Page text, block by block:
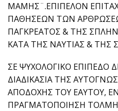
ΜΑΜΗΣ¨.ΕΠΙΠΕΛΟΝ
ΠΑΘΗΣΕΩΝ ΤΩΝ
ΠΑΓΚΡΕΑΤΟΣ & ΤΗΣ
ΚΑΤΑ ΤΗΣ ΝΑΥΤΙΑΣ & ΤΗΣ
ΣΕ ΨΥΧΟΛΟΓΙΚΟ ΕΠΙΠΕΔΟ
ΔΙΑΔΙΚΑΣΙΑ ΤΗΣ
ΑΠΟΔΟΧΗΣ ΤΟΥ ΕΑΥΤΟΥ,
ΠΡΑΓΜΑΤΟΠΟΙΗΣΗ